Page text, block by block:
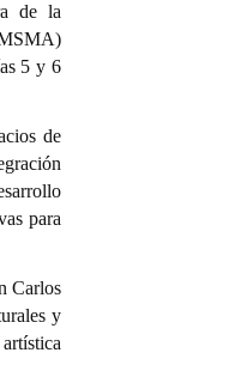
de la
5 y 6
de
para
Carlos
y